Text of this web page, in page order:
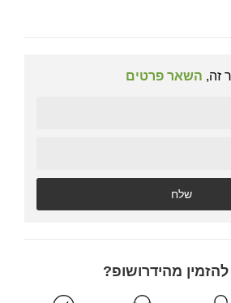
זה, השאר פרטים
שלח
מהידרושופ?